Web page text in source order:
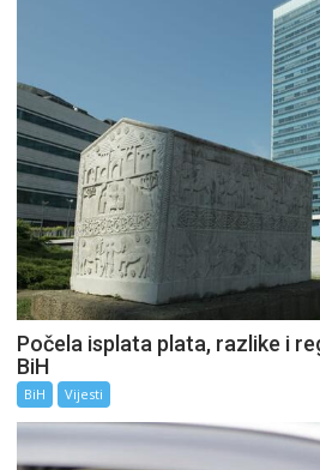
Počela isplata plata, razlike i
BiH
BiH Vijesti